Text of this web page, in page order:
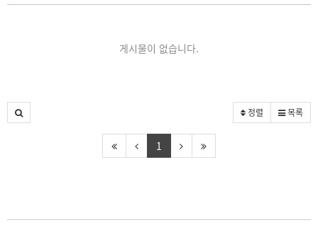
게시물이 없습니다.
정렬 목록
1